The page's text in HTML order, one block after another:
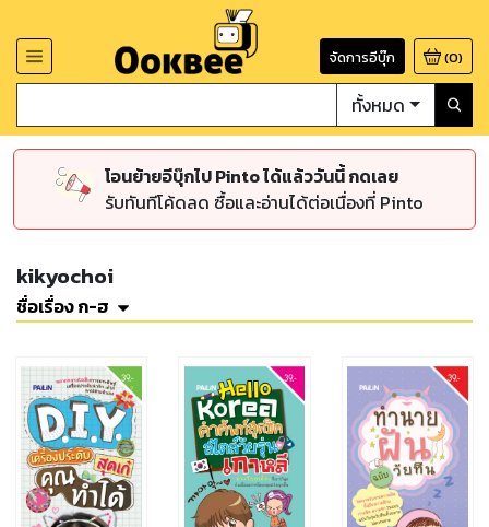
จัดการอีบุ๊ก (0)
ทั้งหมด
โอนย้ายอีบุ๊กไป Pinto ได้แล้ววันนี้ กดเลย
รับทันทีโค้ดลด ซื้อและอ่านได้ต่อเนื่องที่ Pinto
kikyochoi
ชื่อเรื่อง ก-ฮ